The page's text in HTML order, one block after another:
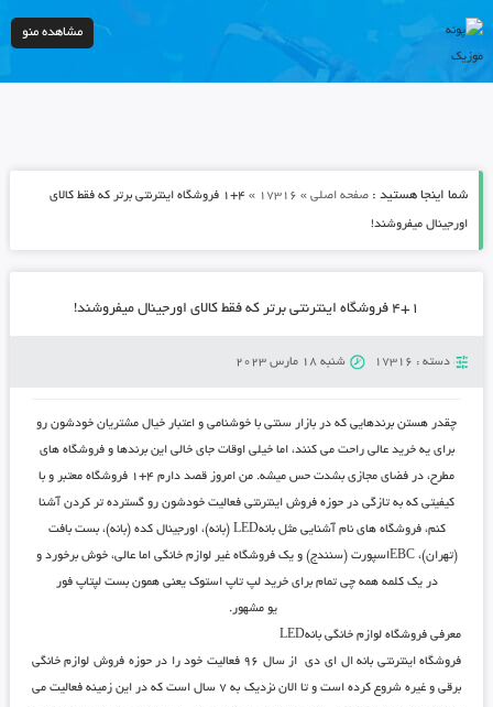
مشاهده منو
شما اینجا هستید : صفحه اصلی»
17316
» ۴+۱ فروشگاه اینترنتی برتر که فقط کالای
اورجینال میفروشند!
۴+۱ فروشگاه اینترنتی برتر که فقط کالای اورجینال میفروشند!
دسته : 17316 شنبه 18 مارس 2023
چقدر هستن برندهایی که در بازار سنتی با خوشنامی و اعتبار خیال مشتریان خودشون رو
برای یه خرید عالی راحت می کنند، اما خیلی اوقات جای خالی این برندها و فروشگاه های
مطرح، در فضای مجازی بشدت حس میشه. من امروز قصد دارم ۴+۱ فروشگاه معتبر و با
کیفیتی که به تازگی در حوزه فروش اینترنتی فعالیت خودشون رو گسترده تر کردن آشنا
کنم، فروشگاه های نام آشنایی مثلبانهLED (بانه)،اورجینال کده (بانه)،بست بافت
(تهران)،EBCاسپورت
(سنندج) و یک فروشگاه غیر لوازم خانگی اما عالی، خوش برخورد و
در یک کلمه همه چی تمام برای خرید لپ تاپ استوک یعنی همونبست لپتاپ فور
یو مشهور.
معرفی فروشگاه لوازم خانگی بانهLED
فروشگاه اینترنتی بانه ال ای دی
از سال ۹۶ فعالیت خود را در حوزه فروش لوازم خانگی
برقی و غیره شروع کرده است و تا الان نزدیک به ۷ سال است که در این زمینه فعالیت می